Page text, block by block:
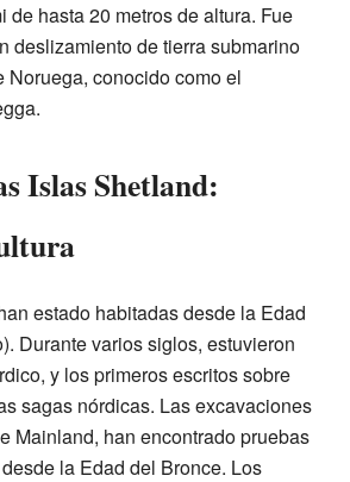
de hasta 20 metros de altura. Fue
deslizamiento de tierra submarino
Noruega, conocido como el
Islas Shetland:
estado habitadas desde la Edad
Durante varios siglos, estuvieron
y los primeros escritos sobre
sagas nórdicas. Las excavaciones
Mainland, han encontrado pruebas
la Edad del Bronce. Los